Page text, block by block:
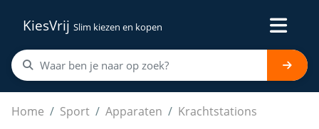
KiesVrij Slim kiezen en kopen
Home Sport Apparaten Krachtstations
SPORTNOW Gewicht Kabel Katrol Systeem Staal, Nylon